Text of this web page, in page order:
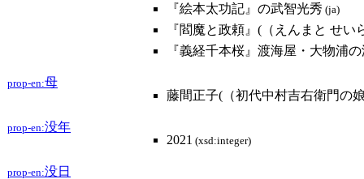
『絵本太功記』の武智光秀 (ja)
『閻魔と政頼』(（えんまと せい
『義経千本桜』渡海屋・大物浦
prop-en:母
藤間正子(（初代中村吉右衛門の
prop-en:没年
2021 (xsd:integer)
prop-en:没日